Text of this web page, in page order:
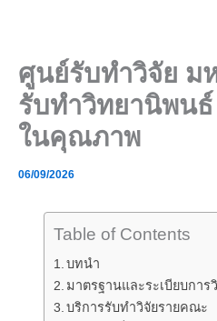
ศูนย์รับทำวิจัย ม
รับทำวิทยานิพน
ในคุณภาพ
06/09/2026
Table of Contents
บทนำ
มาตรฐานและระเบียบการ
บริการรับทำวิจัยรายคณะ